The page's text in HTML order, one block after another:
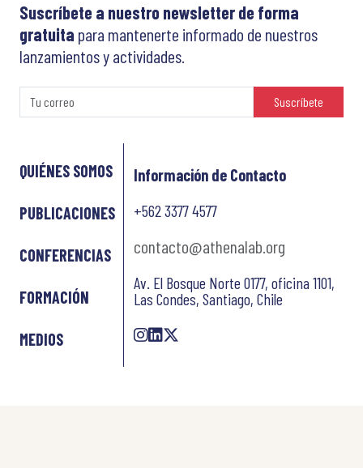
Suscríbete a nuestro newsletter de forma
gratuita para mantenerte informado de nuestros
lanzamientos y actividades.
Suscríbete
QUIÉNES SOMOS
PUBLICACIONES
CONFERENCIAS
FORMACIÓN
MEDIOS
Información de Contacto
+562 3377 4577
contacto@athenalab.org
Av. El Bosque Norte 0177, oficina 1101,
Las Condes, Santiago, Chile